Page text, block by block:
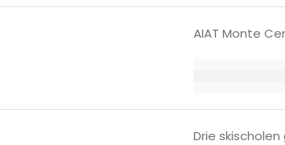
AIAT Monte
Drie